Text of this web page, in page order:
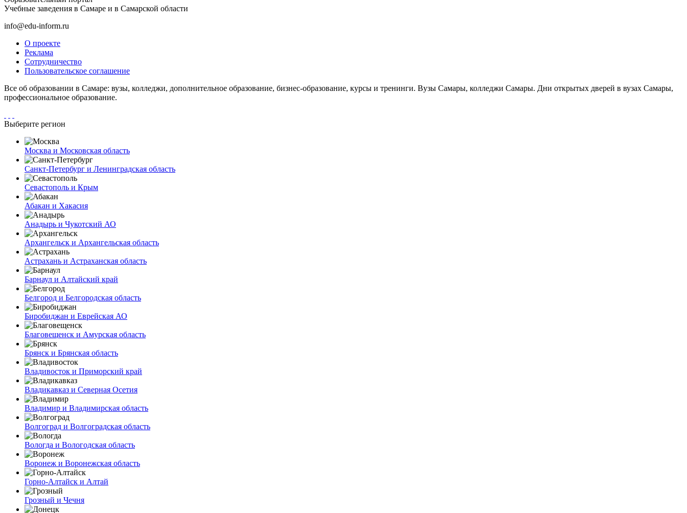
Учебные заведения в Самаре и в Самарской области
info@edu-inform.ru
О проекте
Реклама
Сотрудничество
Пользовательское соглашение
Все об образовании в Самаре: вузы, колледжи, дополнительное образование, бизнес-образование, курсы и тренинги. Вузы Самары, колледжи Самары. Дни открытых дверей в вузах Самары,
профессиональное образование.
Выберите регион
Москва и Московская область
Санкт-Петербург и Ленинградская область
Севастополь и Крым
Абакан и Хакасия
Анадырь и Чукотский АО
Архангельск и Архангельская область
Астрахань и Астраханская область
Барнаул и Алтайский край
Белгород и Белгородская область
Биробиджан и Еврейская АО
Благовещенск и Амурская область
Брянск и Брянская область
Владивосток и Приморский край
Владикавказ и Северная Осетия
Владимир и Владимирская область
Волгоград и Волгоградская область
Вологда и Вологодская область
Воронеж и Воронежская область
Горно-Алтайск и Алтай
Грозный и Чечня